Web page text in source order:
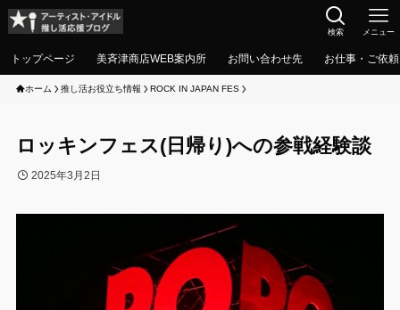
検索 メニュー
トップページ 美斉津商店WEB案内所 お問い合わせ先 お仕事・ご依
ホーム 推し活お役立ち情報 ROCK IN JAPAN FES
ロッキンフェス(日帰り)への参戦経験談
2025年3月2日